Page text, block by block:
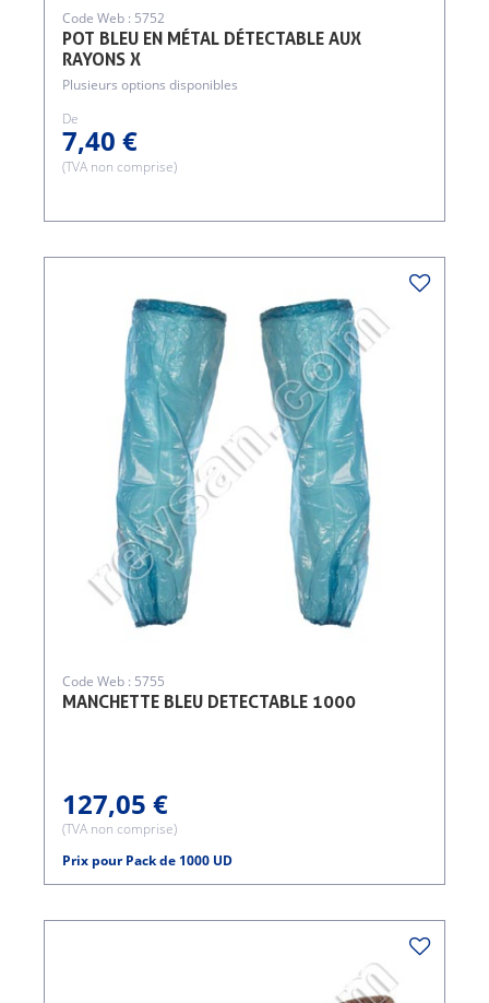
POT BLEU EN MÉTAL DÉTECTABLE AUX
RAYONS X
Code Web : 5752
Plusieurs options disponibles
De
7,40 €
(TVA non comprise)
MANCHETTE BLEU DETECTABLE 1000
Code Web : 5755
127,05 €
(TVA non comprise)
Prix pour Pack de 1000 UD